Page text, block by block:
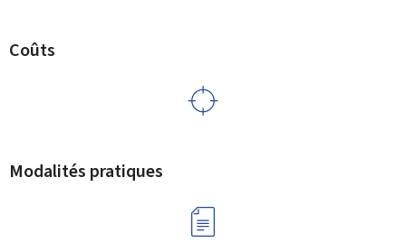
Coûts
Modalités pratiques